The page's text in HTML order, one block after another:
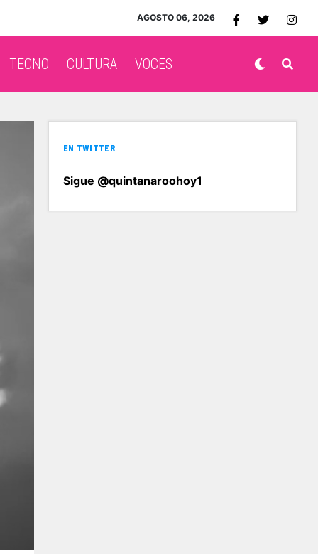
AGOSTO 06, 2026
TECNO CULTURA VOCES
EN TWITTER
Sigue @quintanaroohoy1